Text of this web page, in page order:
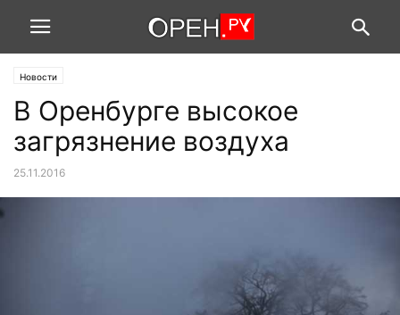
Новости
В Оренбурге высокое
загрязнение воздуха
25.11.2016